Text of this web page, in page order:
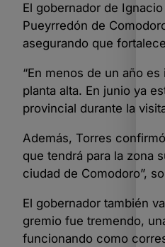
El gobernador de
Pueyrredón de
asegurando que
“En menos de un año
planta alta. En junio ya
provincial durante la
Además, Torres
que tendrá para la zona
ciudad de Comodoro”,
El gobernador también
gremio fue tremendo,
funcionando como